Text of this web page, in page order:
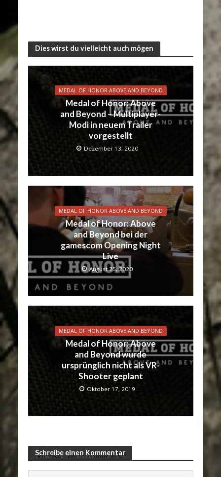
Dies wirst du vielleicht auch mögen
MEDAL OF HONOR ABOVE AND BEYOND
Medal of Honor: Above
and Beyond – Multiplayer-
Modi in neuem Trailer
vorgestellt
Dezember 13, 2020
MEDAL OF HONOR ABOVE AND BEYOND
Medal of Honor: Above
and Beyond bei der
gamescom Opening Night
Live
August 25, 2020
MEDAL OF HONOR ABOVE AND BEYOND
Medal of Honor: Above
and Beyond wurde
ursprünglich nicht als VR-
Shooter geplant
Oktober 17, 2019
Schreibe einen Kommentar